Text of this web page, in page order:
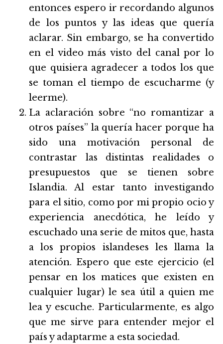
entonces espero ir recordando algunos
de los puntos y las ideas que quería
aclarar. Sin embargo, se ha convertido
en el video más visto del canal por lo
que quisiera agradecer a todos los que
se toman el tiempo de escucharme (y
leerme).
La aclaración sobre “no romantizar a
otros países” la quería hacer porque ha
sido una motivación personal de
contrastar las distintas realidades o
presupuestos que se tienen sobre
Islandia. Al estar tanto investigando
para el sitio, como por mi propio ocio y
experiencia anecdótica, he leído y
escuchado una serie de mitos que, hasta
a los propios islandeses les llama la
atención. Espero que este ejercicio (el
pensar en los matices que existen en
cualquier lugar) le sea útil a quien me
lea y escuche. Particularmente, es algo
que me sirve para entender mejor el
país y adaptarme a esta sociedad.